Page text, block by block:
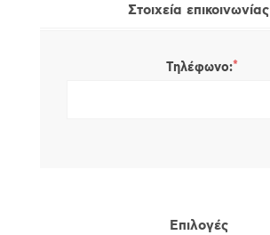
Στοιχεία επικοινωνίας
Τηλέφωνο:*
Επιλογές